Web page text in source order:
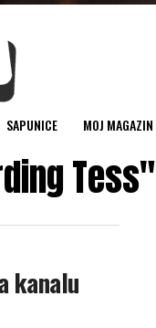
SAPUNICE MOJ MAGAZIN
Tess"
kanalu